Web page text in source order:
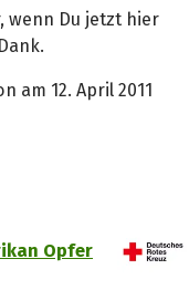
wenn Du jetzt hier
am 12. April 2011
Opfer